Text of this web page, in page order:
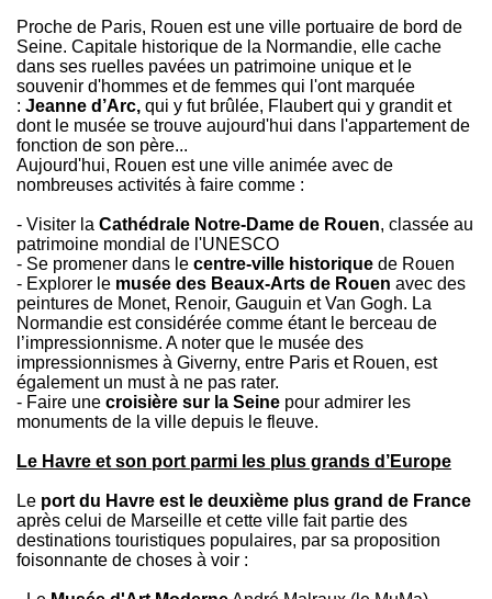
Proche de Paris, Rouen est une ville portuaire de bord de
Seine. Capitale historique de la Normandie, elle cache
dans ses ruelles pavées un patrimoine unique et le
souvenir d'hommes et de femmes qui l'ont marquée
: Jeanne d’Arc, qui y fut brûlée, Flaubert qui y grandit et
dont le musée se trouve aujourd'hui dans l'appartement de
fonction de son père...
Aujourd'hui, Rouen est une ville animée avec de
nombreuses activités à faire comme :
- Visiter la Cathédrale Notre-Dame de Rouen, classée au
patrimoine mondial de l'UNESCO
- Se promener dans le centre-ville historique de Rouen
- Explorer le musée des Beaux-Arts de Rouen avec des
peintures de Monet, Renoir, Gauguin et Van Gogh. La
Normandie est considérée comme étant le berceau de
l’impressionnisme. A noter que le musée des
impressionnismes à Giverny, entre Paris et Rouen, est
également un must à ne pas rater.
- Faire une croisière sur la Seine pour admirer les
monuments de la ville depuis le fleuve.
Le Havre et son port parmi les plus grands d’Europe
Le port du Havre est le deuxième plus grand de France
après celui de Marseille et cette ville fait partie des
destinations touristiques populaires, par sa proposition
foisonnante de choses à voir :